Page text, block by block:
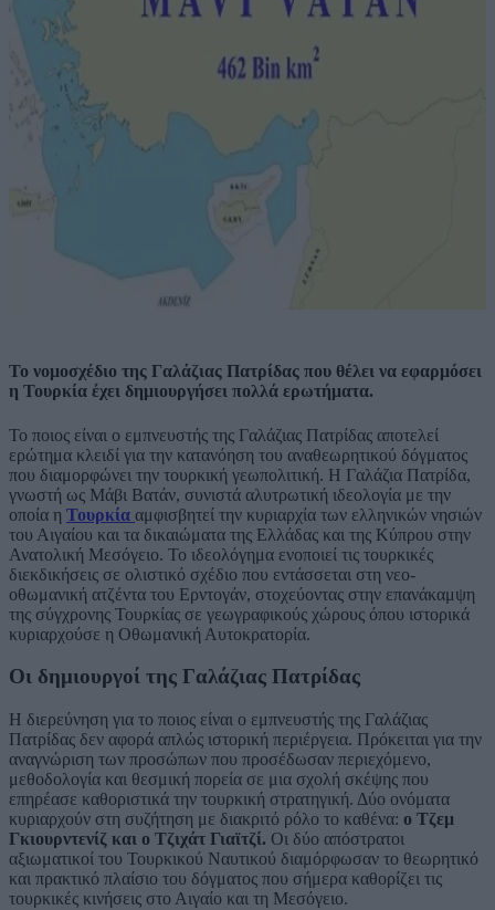
Το νομοσχέδιο της Γαλάζιας Πατρίδας που θέλει να εφαρμόσει
η Τουρκία έχει δημιουργήσει πολλά ερωτήματα.
Το ποιος είναι ο εμπνευστής της Γαλάζιας Πατρίδας αποτελεί
ερώτημα κλειδί για την κατανόηση του αναθεωρητικού δόγματος
που διαμορφώνει την τουρκική γεωπολιτική. Η Γαλάζια Πατρίδα,
γνωστή ως Μάβι Βατάν, συνιστά αλυτρωτική ιδεολογία με την
οποία η Τουρκία αμφισβητεί την κυριαρχία των ελληνικών νησιών
του Αιγαίου και τα δικαιώματα της Ελλάδας και της Κύπρου στην
Ανατολική Μεσόγειο. Το ιδεολόγημα ενοποιεί τις τουρκικές
διεκδικήσεις σε ολιστικό σχέδιο που εντάσσεται στη νεο-
οθωμανική ατζέντα του Ερντογάν, στοχεύοντας στην επανάκαμψη
της σύγχρονης Τουρκίας σε γεωγραφικούς χώρους όπου ιστορικά
κυριαρχούσε η Οθωμανική Αυτοκρατορία.
Οι δημιουργοί της Γαλάζιας Πατρίδας
Η διερεύνηση για το ποιος είναι ο εμπνευστής της Γαλάζιας
Πατρίδας δεν αφορά απλώς ιστορική περιέργεια. Πρόκειται για την
αναγνώριση των προσώπων που προσέδωσαν περιεχόμενο,
μεθοδολογία και θεσμική πορεία σε μια σχολή σκέψης που
επηρέασε καθοριστικά την τουρκική στρατηγική. Δύο ονόματα
κυριαρχούν στη συζήτηση με διακριτό ρόλο το καθένα: ο Τζεμ
Γκιουρντενίζ και ο Τζιχάτ Γιαϊτζί. Οι δύο απόστρατοι
αξιωματικοί του Τουρκικού Ναυτικού διαμόρφωσαν το θεωρητικό
και πρακτικό πλαίσιο του δόγματος που σήμερα καθορίζει τις
τουρκικές κινήσεις στο Αιγαίο και τη Μεσόγειο.